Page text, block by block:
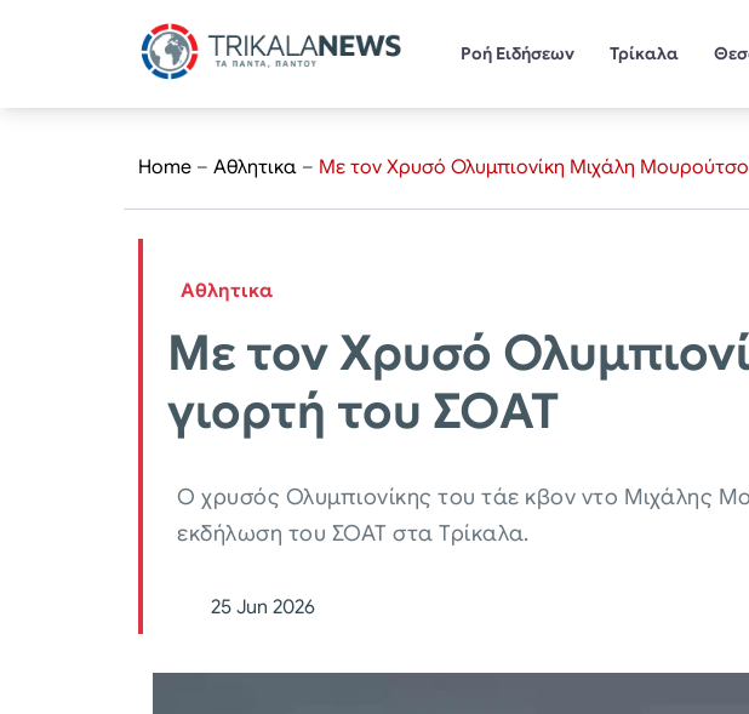
Ροή Ειδήσεων Τρίκαλα
Home – Αθλητικα – Με τον Χρυσό Ολυμπιονίκη Μιχάλη
Αθλητικα
Με τον Χρυσό
γιορτή του ΣΟΑΤ
Ο χρυσός Ολυμπιονίκης του τάε κβον ντο Μιχάλης
εκδήλωση του ΣΟΑΤ στα Τρίκαλα.
25 Jun 2026